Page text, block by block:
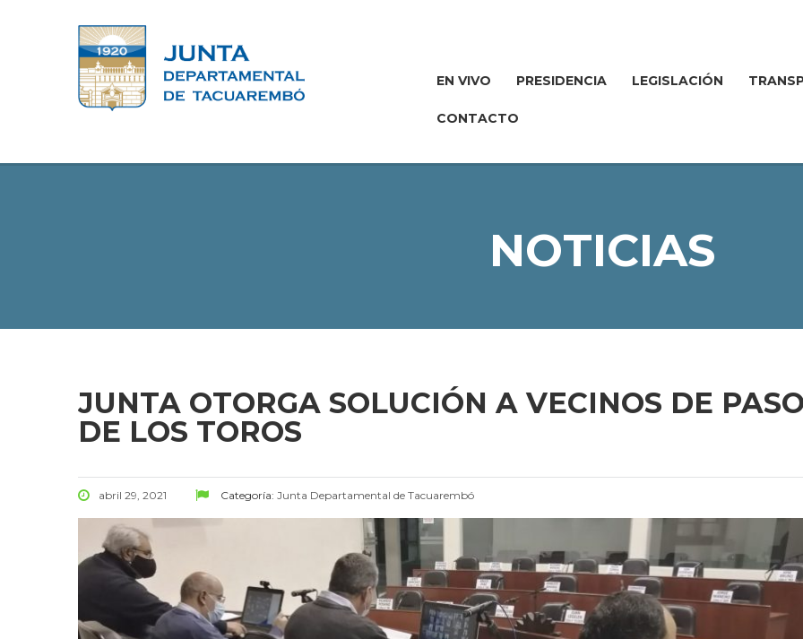
EN VIVO PRESIDENCIA LEGISLACIÓN
CONTACTO
NOTICIAS
JUNTA OTORGA SOLUCIÓN A VECINOS DE
DE LOS TOROS
abril 29, 2021 Categoría: Junta Departamental de Tacuarembó